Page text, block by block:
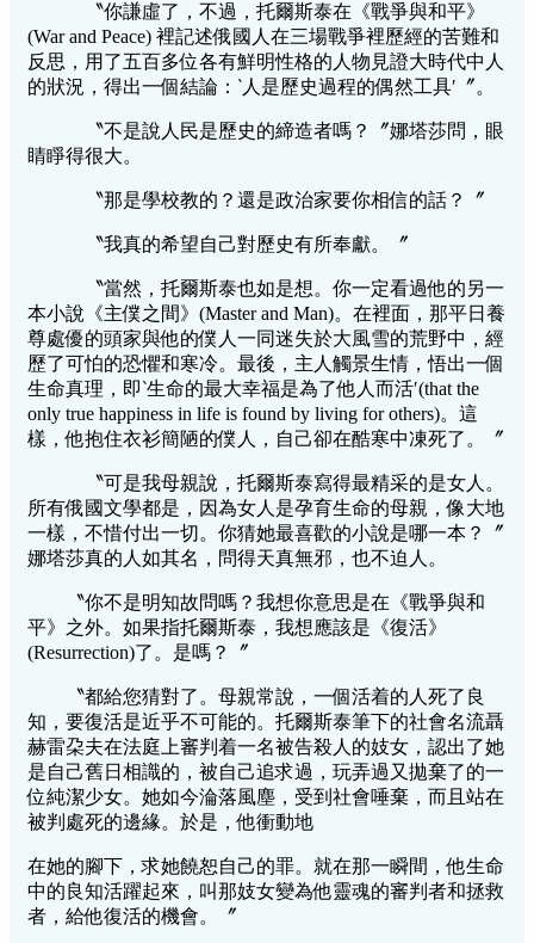
〝你謙虛了，不過，托爾斯泰在《戰爭與和平》
(War and Peace) 裡記述俄國人在三場戰爭裡歷經的苦難和
反思，用了五百多位各有鮮明性格的人物見證大時代中人
的狀況，得出一個結論：‵人是歷史過程的偶然工具′〞。
〝不是說人民是歷史的締造者嗎？〞娜塔莎問，眼
睛睜得很大。
〝那是學校教的？還是政治家要你相信的話？〞
〝我真的希望自己對歷史有所奉獻。〞
〝當然，托爾斯泰也如是想。你一定看過他的另一
本小說《主僕之間》(Master and Man)。在裡面，那平日養
尊處優的頭家與他的僕人一同迷失於大風雪的荒野中，經
歷了可怕的恐懼和寒冷。最後，主人觸景生情，悟出一個
生命真理，即‵生命的最大幸福是為了他人而活′(that the
only true happiness in life is found by living for others)。這
樣，他抱住衣衫簡陋的僕人，自己卻在酷寒中凍死了。〞
〝可是我母親說，托爾斯泰寫得最精采的是女人。
所有俄國文學都是，因為女人是孕育生命的母親，像大地
一樣，不惜付出一切。你猜她最喜歡的小說是哪一本？〞
娜塔莎真的人如其名，問得天真無邪，也不迫人。
〝你不是明知故問嗎？我想你意思是在《戰爭與和
平》之外。如果指托爾斯泰，我想應該是《復活》
(Resurrection)了。是嗎？〞
〝都給您猜對了。母親常說，一個活着的人死了良
知，要復活是近乎不可能的。托爾斯泰筆下的社會名流聶
赫雷朶夫在法庭上審判着一名被告殺人的妓女，認出了她
是自己舊日相識的，被自己追求過，玩弄過又拋棄了的一
位純潔少女。她如今淪落風塵，受到社會唾棄，而且站在
被判處死的邊緣。於是，他衝動地
在她的腳下，求她饒恕自己的罪。就在那一瞬間，他生命
中的良知活躍起來，叫那妓女變為他靈魂的審判者和拯救
者，給他復活的機會。〞